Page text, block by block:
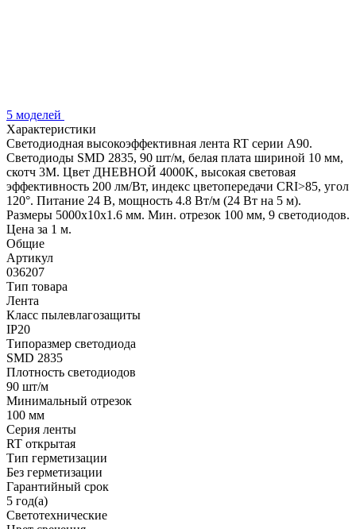
5 моделей
Характеристики
Светодиодная высокоэффективная лента RT серии A90.
Светодиоды SMD 2835, 90 шт/м, белая плата шириной 10 мм,
скотч 3M. Цвет ДНЕВНОЙ 4000K, высокая световая
эффективность 200 лм/Вт, индекс цветопередачи CRI>85, угол
120°. Питание 24 В, мощность 4.8 Вт/м (24 Вт на 5 м).
Размеры 5000x10x1.6 мм. Мин. отрезок 100 мм, 9 светодиодов.
Цена за 1 м.
Общие
Артикул
036207
Тип товара
Лента
Класс пылевлагозащиты
IP20
Типоразмер светодиода
SMD 2835
Плотность светодиодов
90 шт/м
Минимальный отрезок
100 мм
Серия ленты
RT открытая
Тип герметизации
Без герметизации
Гарантийный срок
5 год(а)
Светотехнические